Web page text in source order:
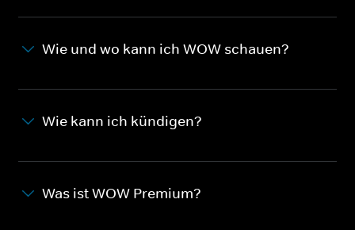
Wie und wo kann ich WOW schauen?
Wie kann ich kündigen?
Was ist WOW Premium?